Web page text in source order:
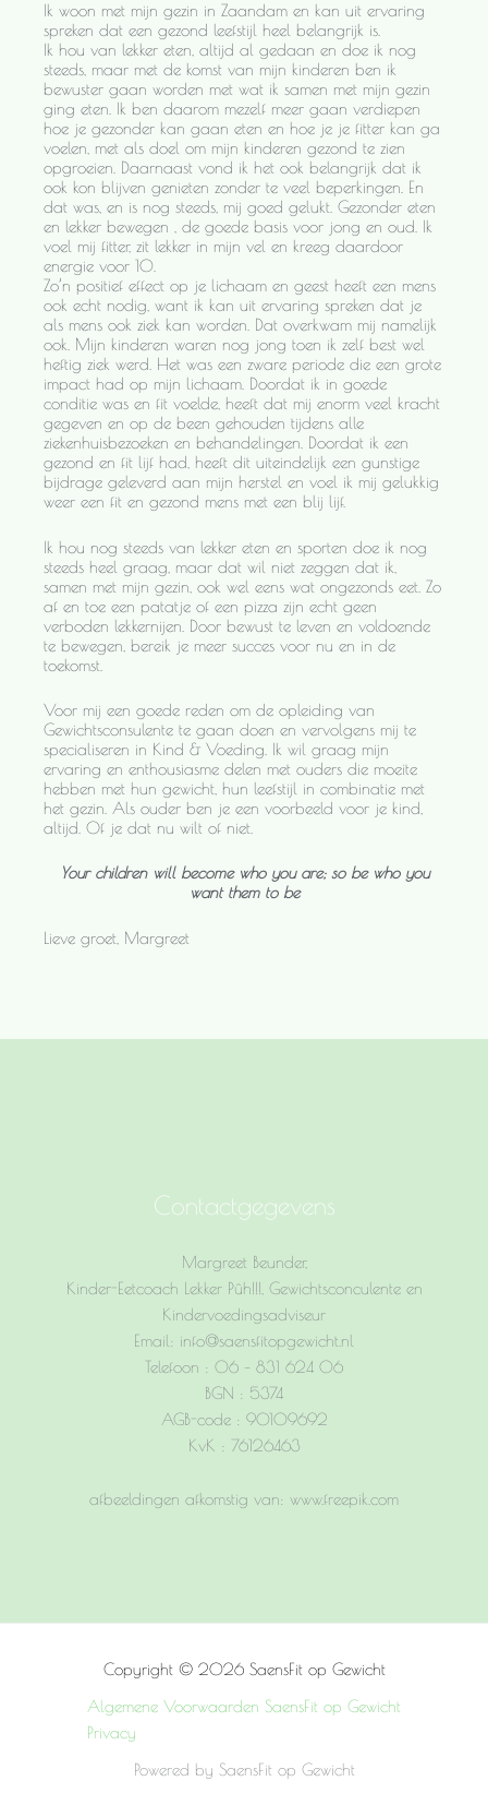
Ik woon met mijn gezin in Zaandam en kan uit ervaring
spreken dat een gezond leefstijl heel belangrijk is.
Ik hou van lekker eten, altijd al gedaan en doe ik nog
steeds, maar met de komst van mijn kinderen ben ik
bewuster gaan worden met wat ik samen met mijn gezin
ging eten. Ik ben daarom mezelf meer gaan verdiepen
hoe je gezonder kan gaan eten en hoe je je fitter kan ga
voelen, met als doel om mijn kinderen gezond te zien
opgroeien. Daarnaast vond ik het ook belangrijk dat ik
ook kon blijven genieten zonder te veel beperkingen. En
dat was, en is nog steeds, mij goed gelukt. Gezonder eten
en lekker bewegen , de goede basis voor jong en oud. Ik
voel mij fitter, zit lekker in mijn vel en kreeg daardoor
energie voor 10.
Zo’n positief effect op je lichaam en geest heeft een mens
ook echt nodig, want ik kan uit ervaring spreken dat je
als mens ook ziek kan worden. Dat overkwam mij namelijk
ook. Mijn kinderen waren nog jong toen ik zelf best wel
heftig ziek werd. Het was een zware periode die een grote
impact had op mijn lichaam. Doordat ik in goede
conditie was en fit voelde, heeft dat mij enorm veel kracht
gegeven en op de been gehouden tijdens alle
ziekenhuisbezoeken en behandelingen. Doordat ik een
gezond en fit lijf had, heeft dit uiteindelijk een gunstige
bijdrage geleverd aan mijn herstel en voel ik mij gelukkig
weer een fit en gezond mens met een blij lijf.
Ik hou nog steeds van lekker eten en sporten doe ik nog
steeds heel graag, maar dat wil niet zeggen dat ik,
samen met mijn gezin, ook wel eens wat ongezonds eet. Zo
af en toe een patatje of een pizza zijn echt geen
verboden lekkernijen. Door bewust te leven en voldoende
te bewegen, bereik je meer succes voor nu en in de
toekomst.
Voor mij een goede reden om de opleiding van
Gewichtsconsulente te gaan doen en vervolgens mij te
specialiseren in Kind & Voeding. Ik wil graag mijn
ervaring en enthousiasme delen met ouders die moeite
hebben met hun gewicht, hun leefstijl in combinatie met
het gezin. Als ouder ben je een voorbeeld voor je kind,
altijd. Of je dat nu wilt of niet.
Your children will become who you are; so be who you
want them to be
Lieve groet, Margreet
Contactgegevens
Margreet Beunder,
Kinder-Eetcoach Lekker Pûh!!!, Gewichtsconculente en
Kindervoedingsadviseur
Email: info@saensfitopgewicht.nl
Telefoon : 06 – 831 624 06
BGN : 5374
AGB-code : 90109692
KvK : 76126463
afbeeldingen afkomstig van: www.freepik.com
Copyright © 2026 SaensFit op Gewicht
Algemene Voorwaarden SaensFit op Gewicht
Privacy
Powered by SaensFit op Gewicht